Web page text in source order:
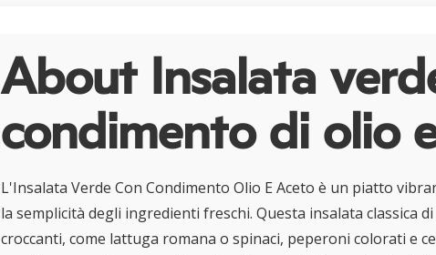
About Insalata
condimento di olio
L'Insalata Verde Con Condimento Olio E Aceto è un piatto
la semplicità degli ingredienti freschi. Questa insalata classica
croccanti, come lattuga romana o spinaci, peperoni colorati e